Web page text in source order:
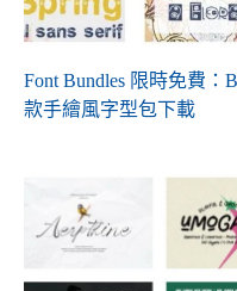
Font Bundles 限時免費：
款手繪風字型包下載